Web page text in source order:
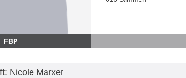
FBP
Nicole Marxer